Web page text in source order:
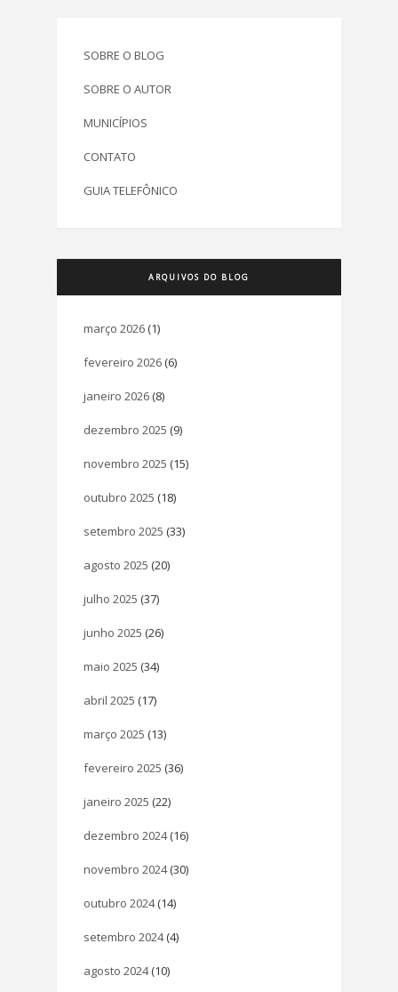
SOBRE O BLOG
SOBRE O AUTOR
MUNICÍPIOS
CONTATO
GUIA TELEFÔNICO
ARQUIVOS DO BLOG
março 2026 (1)
fevereiro 2026 (6)
janeiro 2026 (8)
dezembro 2025 (9)
novembro 2025 (15)
outubro 2025 (18)
setembro 2025 (33)
agosto 2025 (20)
julho 2025 (37)
junho 2025 (26)
maio 2025 (34)
abril 2025 (17)
março 2025 (13)
fevereiro 2025 (36)
janeiro 2025 (22)
dezembro 2024(16)
novembro 2024(30)
outubro 2024(14)
setembro 2024(4)
agosto 2024(10)